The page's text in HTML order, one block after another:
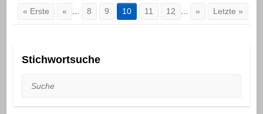
« Erste « 8 9 10 11 12 » Letzte »
Stichwortsuche
Suche